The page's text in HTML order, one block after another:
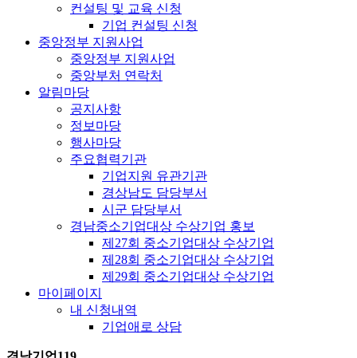
컨설팅 및 교육 신청
기업 컨설팅 신청
중앙정부 지원사업
중앙정부 지원사업
중앙부처 연락처
알림마당
공지사항
정보마당
행사마당
주요협력기관
기업지원 유관기관
경상남도 담당부서
시군 담당부서
경남중소기업대상 수상기업 홍보
제27회 중소기업대상 수상기업
제28회 중소기업대상 수상기업
제29회 중소기업대상 수상기업
마이페이지
내 신청내역
기업애로 상담